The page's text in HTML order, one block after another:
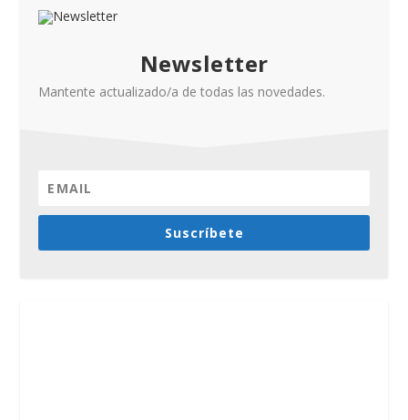
Newsletter
Mantente actualizado/a de todas las novedades.
Suscríbete